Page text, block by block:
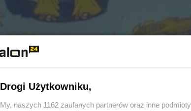
Drogi Użytkowniku,
My, naszych 1162 zaufanych partnerów oraz inne